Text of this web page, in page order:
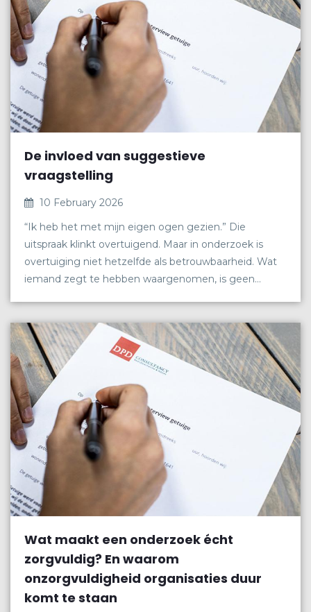
De invloed van suggestieve
vraagstelling
10 February 2026
“Ik heb het met mijn eigen ogen gezien.” Die
uitspraak klinkt overtuigend. Maar in onderzoek is
overtuiging niet hetzelfde als betrouwbaarheid. Wat
iemand zegt te hebben waargenomen, is geen
Wat maakt een onderzoek écht
zorgvuldig? En waarom
onzorgvuldigheid organisaties duur
komt te staan